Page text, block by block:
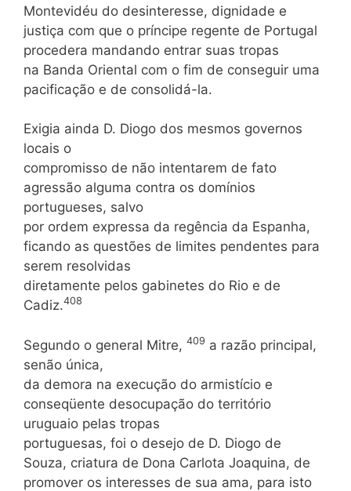
Montevidéu do desinteresse, dignidade e
justiça com que o príncipe regente de Portugal
procedera mandando entrar suas tropas
na Banda Oriental com o fim de conseguir uma
pacificação e de consolidá-la.
Exigia ainda D. Diogo dos mesmos governos
locais o
compromisso de não intentarem de fato
agressão alguma contra os domínios
portugueses, salvo
por ordem expressa da regência da Espanha,
ficando as questões de limites pendentes para
serem resolvidas
diretamente pelos gabinetes do Rio e de
Cadiz.408
Segundo o general Mitre, 409 a razão principal,
senão única,
da demora na execução do armistício e
conseqüente desocupação do território
uruguaio pelas tropas
portuguesas, foi o desejo de D. Diogo de
Souza, criatura de Dona Carlota Joaquina, de
promover os interesses de sua ama, para isto